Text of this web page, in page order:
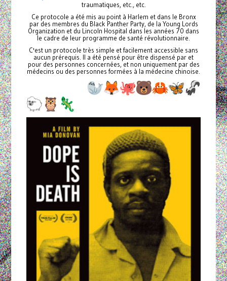
traumatiques, etc., etc.
Ce protocole a été mis au point à Harlem et dans le Bronx
par des membres du Black Panther Party, de la Young Lords
Organization et du Lincoln Hospital dans les années 70 dans
le cadre de leur programme de santé révolutionnaire.
C'est un protocole très simple et facilement accessible sans
aucun prérequis. Il a été pensé pour être dispensé par et
pour des personnes concernées, et non uniquement par des
médecins ou des personnes formées à la médecine chinoise.